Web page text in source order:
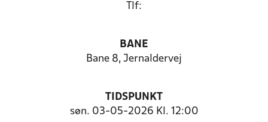
Tlf:
BANE
Bane 8, Jernaldervej
TIDSPUNKT
søn. 03-05-2026 Kl. 12:00